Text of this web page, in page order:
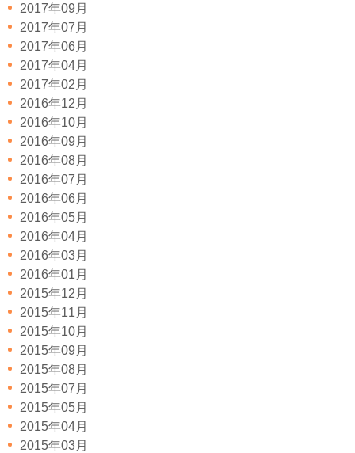
2017年09月
2017年07月
2017年06月
2017年04月
2017年02月
2016年12月
2016年10月
2016年09月
2016年08月
2016年07月
2016年06月
2016年05月
2016年04月
2016年03月
2016年01月
2015年12月
2015年11月
2015年10月
2015年09月
2015年08月
2015年07月
2015年05月
2015年04月
2015年03月